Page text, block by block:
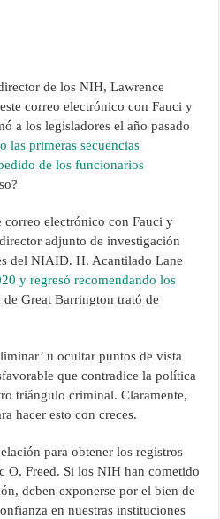
de los NIH, Lawrence
correo electrónico con Fauci y
a los legisladores el año pasado
las primeras secuencias
de los funcionarios
correo electrónico con Fauci y
adjunto de investigación
del NIAID. H. Acantilado Lane
y regresó recomendando los
Great Barrington trató de
u ocultar puntos de vista
que contradice la política
triángulo criminal. Claramente,
hacer esto con creces.
para obtener los registros
O. Freed. Si los NIH han cometido
deben exponerse por el bien de
en nuestras instituciones